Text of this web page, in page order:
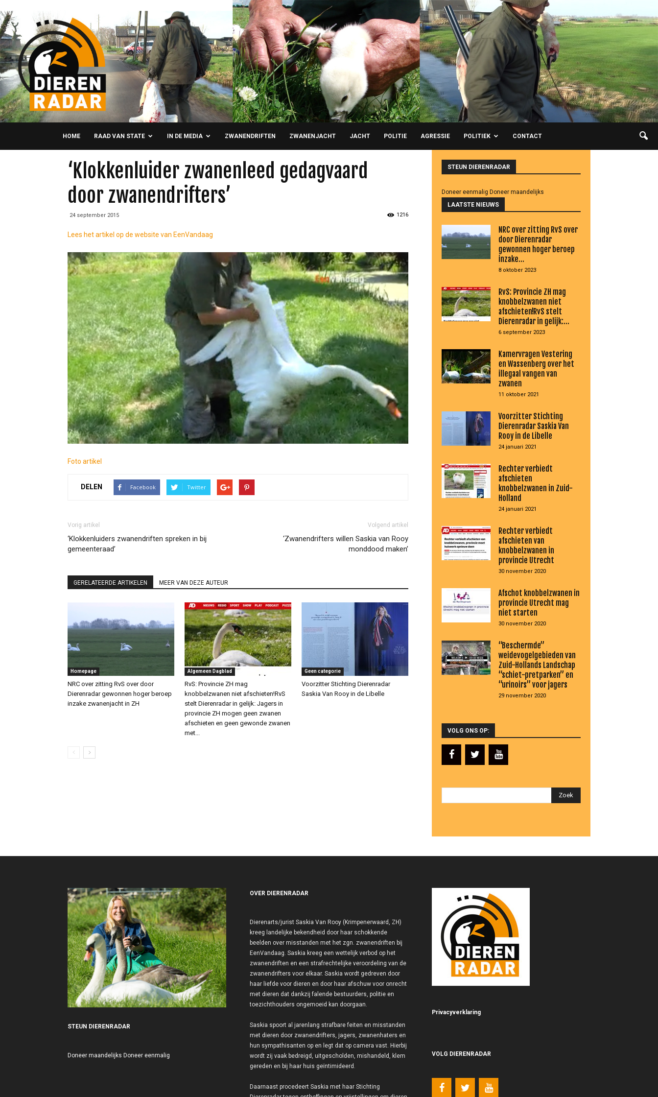
HOME RAAD VAN STATE IN DE MEDIA ZWANENDRIFTEN ZWANENJACHT JACHT POLITIE AGRESSIE POLITIEK CONTACT
‘Klokkenluider zwanenleed gedagvaard
door zwanendrifters’
24 september 2015 1216
Lees het artikel op de website van EenVandaag
Foto artikel
DELEN Facebook Twitter
Vorig artikel
‘Klokkenluiders zwanendriften spreken in bij
gemeenteraad’
Volgend artikel
‘Zwanendrifters willen Saskia van Rooy
monddood maken’
GERELATEERDE ARTIKELEN MEER VAN DEZE AUTEUR
Homepage
NRC over zitting RvS over door
Dierenradar gewonnen hoger beroep
inzake zwanenjacht in ZH
Algemeen Dagblad
RvS: Provincie ZH mag
knobbelzwanen niet afschieten!RvS
stelt Dierenradar in gelijk: Jagers in
provincie ZH mogen geen zwanen
afschieten en geen gewonde zwanen
met...
Geen categorie
Voorzitter Stichting Dierenradar
Saskia Van Rooy in de Libelle
STEUN DIERENRADAR
Doneer eenmalig Doneer maandelijks
LAATSTE NIEUWS
NRC over zitting RvS over
door Dierenradar
gewonnen hoger beroep
inzake...
8 oktober 2023
RvS: Provincie ZH mag
knobbelzwanen niet
afschieten!RvS stelt
Dierenradar in gelijk:...
6 september 2023
Kamervragen Vestering
en Wassenberg over het
illegaal vangen van
zwanen
11 oktober 2021
Voorzitter Stichting
Dierenradar Saskia Van
Rooy in de Libelle
24 januari 2021
Rechter verbiedt
afschieten
knobbelzwanen in Zuid-
Holland
24 januari 2021
Rechter verbiedt
afschieten van
knobbelzwanen in
provincie Utrecht
30 november 2020
Afschot knobbelzwanen in
provincie Utrecht mag
niet starten
30 november 2020
“Beschermde”
weidevogelgebieden van
Zuid-Hollands Landschap
“schiet-pretparken” en
“urinoirs” voor jagers
29 november 2020
VOLG ONS OP:
STEUN DIERENRADAR
Doneer maandelijks Doneer eenmalig
OVER DIERENRADAR
Dierenarts/jurist Saskia Van Rooy (Krimpenerwaard, ZH)
kreeg landelijke bekendheid door haar schokkende
beelden over misstanden met het zgn. zwanendriften bij
EenVandaag. Saskia kreeg een wettelijk verbod op het
zwanendriften en een strafrechtelijke veroordeling van de
zwanendrifters voor elkaar. Saskia wordt gedreven door
haar liefde voor dieren en door haar afschuw voor onrecht
met dieren dat dankzij falende bestuurders, politie en
toezichthouders ongemoeid kan doorgaan.
Saskia spoort al jarenlang strafbare feiten en misstanden
met dieren door zwanendrifters, jagers, zwanenhaters en
hun sympathisanten op en legt dat op camera vast. Hierbij
wordt zij vaak bedreigd, uitgescholden, mishandeld, klem
gereden en bij haar huis geïntimideerd.
Daarnaast procedeert Saskia met haar Stichting
Privacyverklaring
VOLG DIERENRADAR